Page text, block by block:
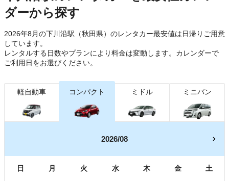
ダーから探す
2026年8月の下川沿駅（秋田県）のレンタカー最安値は日帰り ご用意
しています。
レンタルする日数やプランにより料金は変動します。カレンダーで
ご利用日をお選びください。
軽自動車 コンパクト ミドル ミニバン
2026/08
日 月 火 水 木 金 土